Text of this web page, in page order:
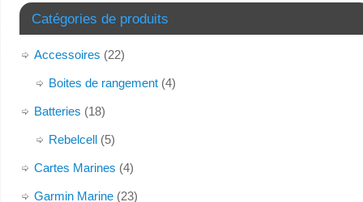
Catégories de produits
Accessoires (22)
Boites de rangement (4)
Batteries (18)
Rebelcell (5)
Cartes Marines (4)
Garmin Marine (23)